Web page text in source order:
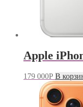
Apple
179 000Р В